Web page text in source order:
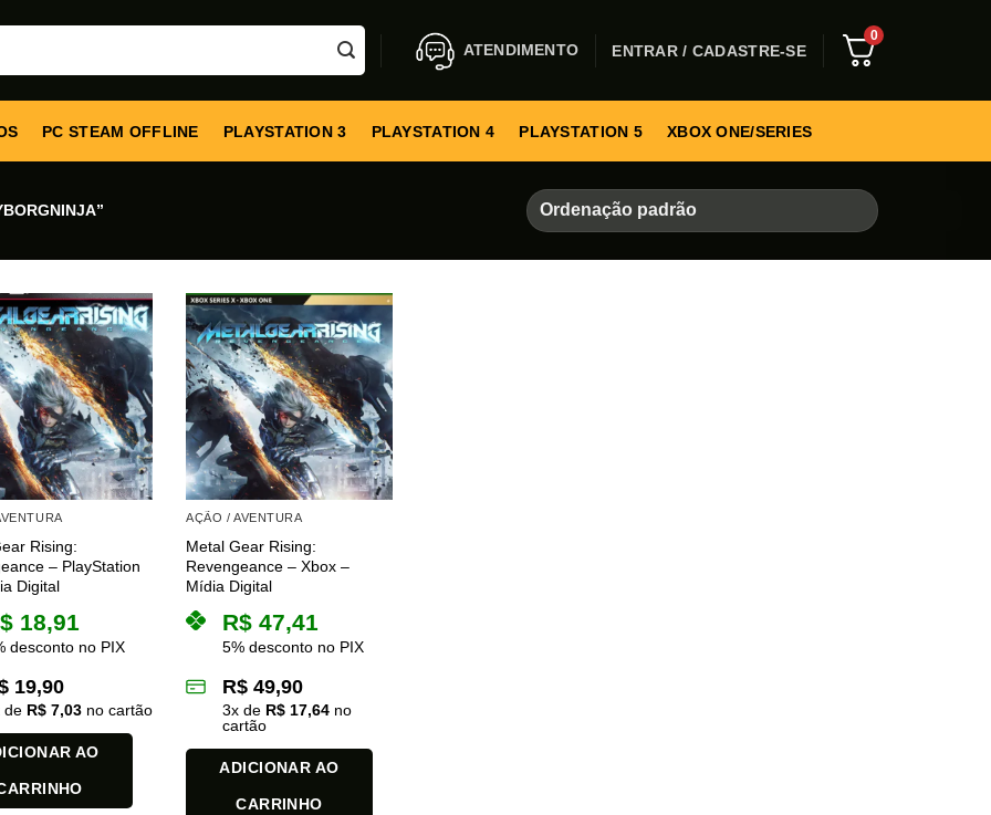
ATENDIMENTO ENTRAR / CADASTRE-SE
0
PC STEAM OFFLINE PLAYSTATION 3 PLAYSTATION 4 PLAYSTATION 5 XBOX ONE/SERIES
Rising:
– PlayStation
Digital
18,91
desconto no PIX
19,90
de R$7,03no cartão
AO
AÇÃO / AVENTURA
Metal Gear Rising:
Revengeance – Xbox –
Mídia Digital
R$ 47,41
5% desconto no PIX
R$ 49,90
3x de R$ 17,64 no
cartão
ADICIONAR AO
CARRINHO